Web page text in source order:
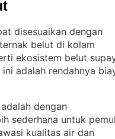
disesuaikan dengan
belut di kolam
ekosistem belut
adalah rendahnya
dengan
sederhana untuk
kualitas air dan